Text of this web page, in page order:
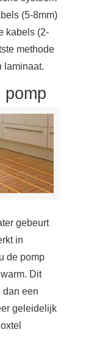
(5-8mm)
kabels (2-
methode
laminaat.
pomp
gebeurt
in
de pomp
Dit
dan een
geleidelijk